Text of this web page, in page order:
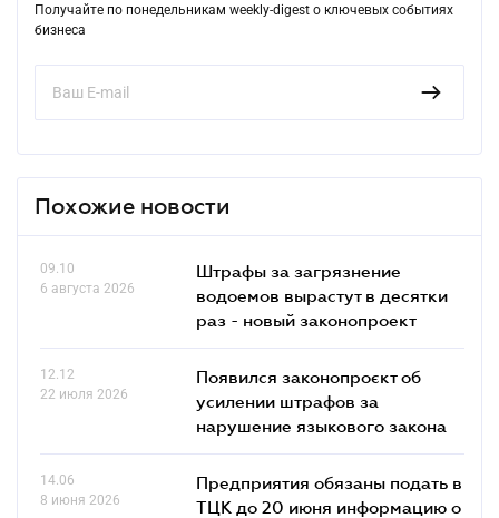
Получайте по понедельникам weekly-digest о ключевых событиях
бизнеса
Похожие новости
09.10
6 августа 2026
Штрафы за загрязнение
водоемов вырастут в десятки
раз - новый законопроект
12.12
22 июля 2026
Появился законопроєкт об
усилении штрафов за
нарушение языкового закона
14.06
8 июня 2026
Предприятия обязаны подать в
ТЦК до 20 июня информацию о